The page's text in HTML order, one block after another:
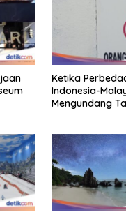
Ketika
Indonesia-
Mengundang